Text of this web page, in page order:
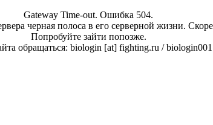
Gateway Time-out. Ошибка 504.
черная полоса в его серверной жизни.
Попробуйте зайти попозже.
обращаться: biologin [at] fighting.ru /